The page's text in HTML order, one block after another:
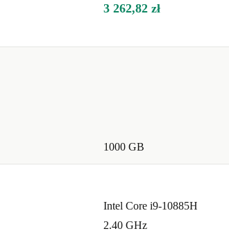
3 262,82 zł
1000 GB
Intel Core i9-10885H
2.40 GHz